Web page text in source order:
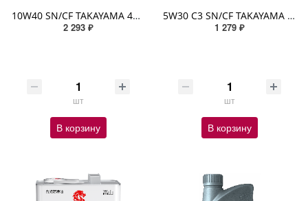
10W40 SN/CF TAKAYAMA 4л п/синтетическое пластик
2 293 ₽
шт
В корзину
5W30 C3 SN/CF TAKAYAMA ADAPTEC 1л (металл) синтетическое
1 279 ₽
шт
В корзину